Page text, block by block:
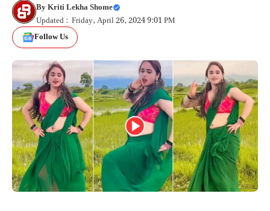
ByKriti Lekha Shome
Updated : Friday, April 26, 2024 9:01 PM
Follow Us